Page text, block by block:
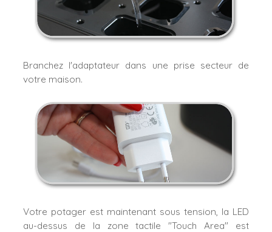
Branchez l'adaptateur dans une prise secteur de
votre maison.
Votre potager est maintenant sous tension, la LED
au-dessus de la zone tactile "Touch Area" est